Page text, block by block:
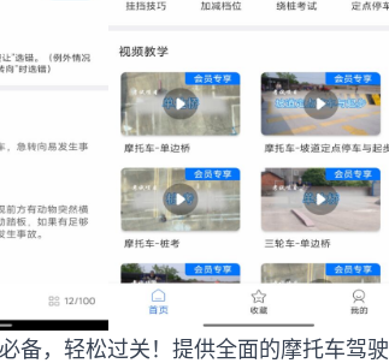
备，轻松过关！提供全面的摩托车驾驶